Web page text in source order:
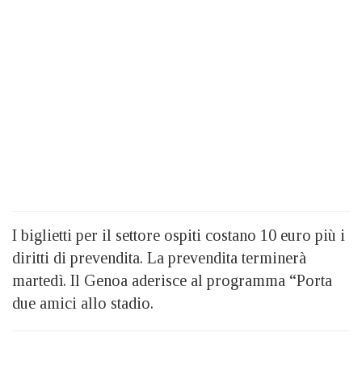
I biglietti per il settore ospiti costano 10 euro più i
diritti di prevendita. La prevendita terminerà
martedì. Il Genoa aderisce al programma “Porta
due amici allo stadio.